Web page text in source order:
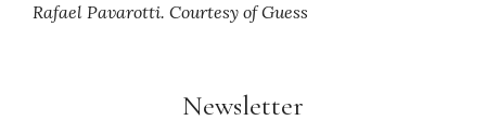
Rafael Pavarotti. Courtesy of Guess
Newsletter